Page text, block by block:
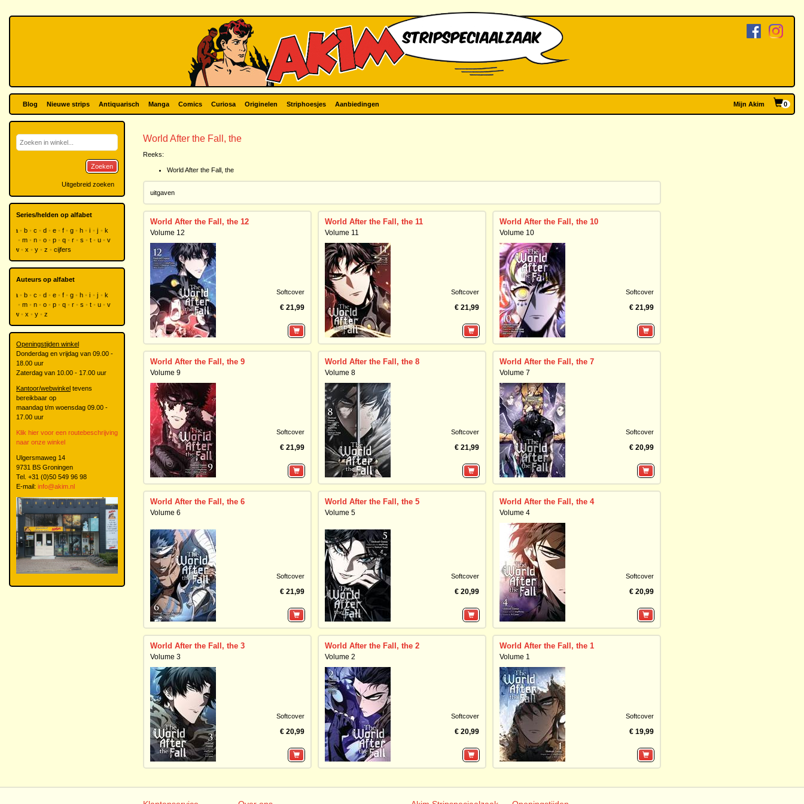
Blog Nieuwe strips Antiquarisch Manga Comics Curiosa Originelen Striphoesjes Aanbiedingen Mijn Akim 0
World After the Fall, the
Reeks:
World After the Fall, the
uitgaven
World After the Fall, the 12
Volume 12
Softcover
€ 21,99
World After the Fall, the 11
Volume 11
Softcover
€ 21,99
World After the Fall, the 10
Volume 10
Softcover
€ 21,99
World After the Fall, the 9
Volume 9
Softcover
€ 21,99
World After the Fall, the 8
Volume 8
Softcover
€ 21,99
World After the Fall, the 7
Volume 7
Softcover
€ 20,99
World After the Fall, the 6
Volume 6
Softcover
€ 21,99
World After the Fall, the 5
Volume 5
Softcover
€ 20,99
World After the Fall, the 4
Volume 4
Softcover
€ 20,99
World After the Fall, the 3
Volume 3
Softcover
€ 20,99
World After the Fall, the 2
Volume 2
Softcover
€ 20,99
World After the Fall, the 1
Volume 1
Softcover
€ 19,99
Zoeken
Uitgebreid zoeken
Series/helden op alfabet
a b c d e f g h i j
k
m n o p q r s t u
v
w
x y z cijfers
Auteurs op alfabet
a b c d e f g h i j
k
m n o p q r s t u
v
w
x y z
Openingstijden winkel
Donderdag en vrijdag van 09.00 -
18.00 uur
Zaterdag van 10.00 - 17.00 uur
Kantoor/webwinkel tevens
bereikbaar op
maandag t/m woensdag 09.00 -
17.00 uur
Klik hier voor een routebeschrijving
naar onze winkel
Ulgersmaweg 14
9731 BS Groningen
Tel. +31 (0)50 549 96 98
E-mail: info@akim.nl